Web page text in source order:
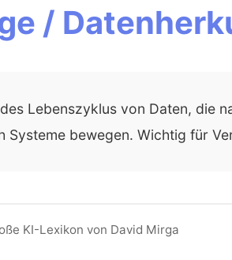
/
Lebenszyklus von Daten, die
Systeme bewegen. Wichtig für
KI-Lexikon von David Mirga